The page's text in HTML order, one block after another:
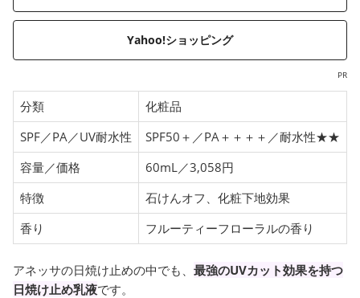
Yahoo!ショッピング
PR
分類
化粧品
SPF／PA／UV耐水性
SPF50＋／PA＋＋＋＋／耐水性★★
容量／価格
60mL／3,058円
特徴
石けんオフ、化粧下地効果
香り
フルーティーフローラルの香り
アネッサの日焼け止めの中でも、 最強のUVカット効果を持つ
日焼け止め乳液です。